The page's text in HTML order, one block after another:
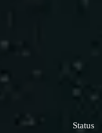
Status